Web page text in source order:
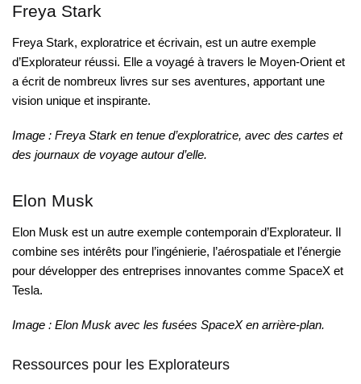
Freya Stark
Freya Stark, exploratrice et écrivain, est un autre exemple
d’Explorateur réussi. Elle a voyagé à travers le Moyen-Orient et
a écrit de nombreux livres sur ses aventures, apportant une
vision unique et inspirante.
Image : Freya Stark en tenue d’exploratrice, avec des cartes et
des journaux de voyage autour d’elle.
Elon Musk
Elon Musk est un autre exemple contemporain d’Explorateur. Il
combine ses intérêts pour l’ingénierie, l’aérospatiale et l’énergie
pour développer des entreprises innovantes comme SpaceX et
Tesla.
Image : Elon Musk avec les fusées SpaceX en arrière-plan.
Ressources pour les Explorateurs